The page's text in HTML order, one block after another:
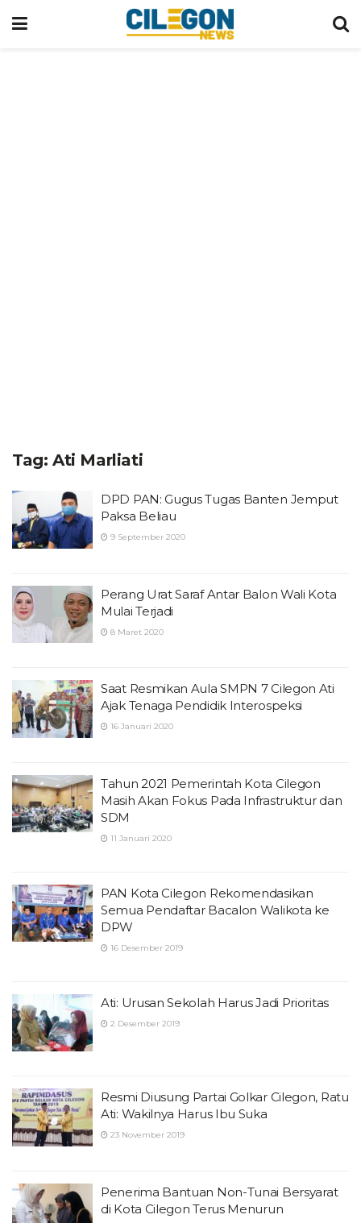
Tag: Ati Marliati
DPD PAN: Gugus Tugas Banten Jemput
Paksa Beliau
9 September 2020
Perang Urat Saraf Antar Balon Wali Kota
Mulai Terjadi
8 Maret 2020
Saat Resmikan Aula SMPN 7 Cilegon Ati
Ajak Tenaga Pendidik Interospeksi
16 Januari 2020
Tahun 2021 Pemerintah Kota Cilegon
Masih Akan Fokus Pada Infrastruktur dan
SDM
11 Januari 2020
PAN Kota Cilegon Rekomendasikan
Semua Pendaftar Bacalon Walikota ke
DPW
16 Desember 2019
Ati: Urusan Sekolah Harus Jadi Prioritas
2 Desember 2019
Resmi Diusung Partai Golkar Cilegon, Ratu
Ati: Wakilnya Harus Ibu Suka
23 November 2019
Penerima Bantuan Non-Tunai Bersyarat
di Kota Cilegon Terus Menurun